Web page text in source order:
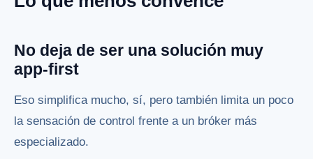
No deja de ser una solución muy
app-first
Eso simplifica mucho, sí, pero también limita un poco
la sensación de control frente a un bróker más
especializado.